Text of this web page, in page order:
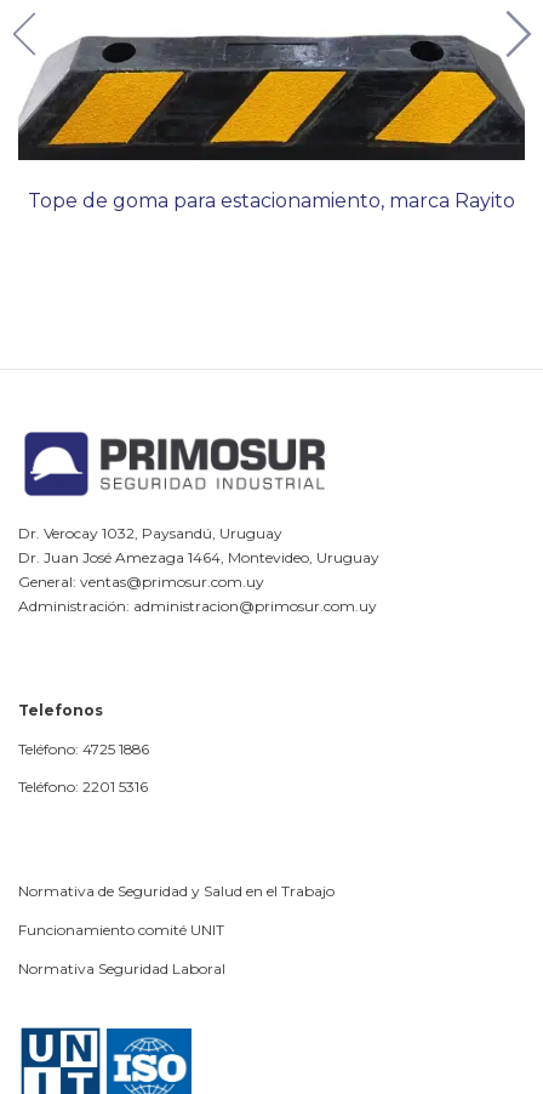
Tope de goma para estacionamiento, marca Rayito
Dr. Verocay 1032, Paysandú, Uruguay
Dr. Juan José Amezaga 1464, Montevideo, Uruguay
General: ventas@primosur.com.uy
Administración: administracion@primosur.com.uy
Telefonos
Teléfono: 4725 1886
Teléfono: 2201 5316
Normativa de Seguridad y Salud en el Trabajo
Funcionamiento comité UNIT
Normativa Seguridad Laboral